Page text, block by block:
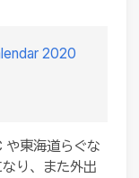
2020
や東海道らぐな
り、また外出